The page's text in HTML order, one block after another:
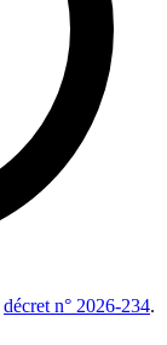
décret n° 2026-234.